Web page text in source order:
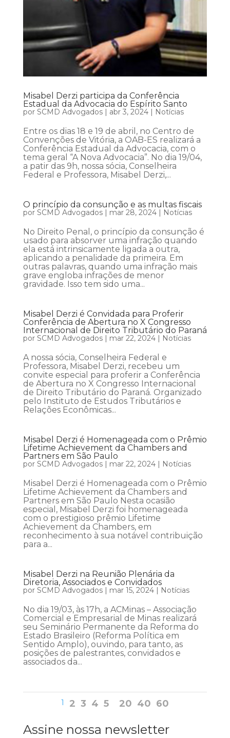
Misabel Derzi participa da Conferência
Estadual da Advocacia do Espírito Santo
por SCMD Advogados| abr 3, 2024| Notícias
Entre os dias 18 e 19 de abril, no Centro de
Convenções de Vitória, a OAB-ES realizará a
Conferência Estadual da Advocacia, com o
tema geral “A Nova Advocacia”. No dia 19/04,
a patir das 9h, nossa sócia, Conselheira
Federal e Professora, Misabel Derzi,...
O princípio da consunção e as multas fiscais
por SCMD Advogados| mar 28, 2024| Notícias
No Direito Penal, o princípio da consunção é
usado para absorver uma infração quando
ela está intrinsicamente ligada a outra,
aplicando a penalidade da primeira. Em
outras palavras, quando uma infração mais
grave engloba infrações de menor
gravidade. Isso tem sido uma...
Misabel Derzi é Convidada para Proferir
Conferência de Abertura no X Congresso
Internacional de Direito Tributário do Paraná
por SCMD Advogados| mar 22, 2024| Notícias
A nossa sócia, Conselheira Federal e
Professora, Misabel Derzi, recebeu um
convite especial para proferir a Conferência
de Abertura no X Congresso Internacional
de Direito Tributário do Paraná. Organizado
pelo Instituto de Estudos Tributários e
Relações Econômicas...
Misabel Derzi é Homenageada com o Prêmio
Lifetime Achievement da Chambers and
Partners em São Paulo
por SCMD Advogados| mar 22, 2024| Notícias
Misabel Derzi é Homenageada com o Prêmio
Lifetime Achievement da Chambers and
Partners em São Paulo Nesta ocasião
especial, Misabel Derzi foi homenageada
com o prestigioso prêmio Lifetime
Achievement da Chambers, em
reconhecimento à sua notável contribuição
para a...
Misabel Derzi na Reunião Plenária da
Diretoria, Associados e Convidados
por SCMD Advogados| mar 15, 2024| Notícias
No dia 19/03, às 17h, a ACMinas – Associação
Comercial e Empresarial de Minas realizará
seu Seminário Permanente da Reforma do
Estado Brasileiro (Reforma Política em
Sentido Amplo), ouvindo, para tanto, as
posições de palestrantes, convidados e
associados da...
1 2 3 4 5 20 40 60
Assine nossa newsletter